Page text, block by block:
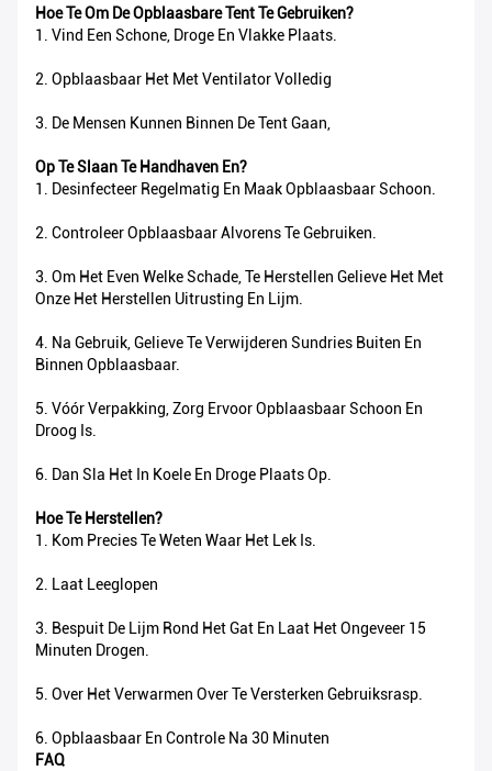
Hoe Te Om De Opblaasbare Tent Te Gebruiken?
1. Vind Een Schone, Droge En Vlakke Plaats.
2. Opblaasbaar Het Met Ventilator Volledig
3. De Mensen Kunnen Binnen De Tent Gaan,
Op Te Slaan Te Handhaven En?
1. Desinfecteer Regelmatig En Maak Opblaasbaar Schoon.
2. Controleer Opblaasbaar Alvorens Te Gebruiken.
3. Om Het Even Welke Schade, Te Herstellen Gelieve Het Met
Onze Het Herstellen Uitrusting En Lijm.
4. Na Gebruik, Gelieve Te Verwijderen Sundries Buiten En
Binnen Opblaasbaar.
5. Vóór Verpakking, Zorg Ervoor Opblaasbaar Schoon En
Droog Is.
6. Dan Sla Het In Koele En Droge Plaats Op.
Hoe Te Herstellen?
1. Kom Precies Te Weten Waar Het Lek Is.
2. Laat Leeglopen
3. Bespuit De Lijm Rond Het Gat En Laat Het Ongeveer 15
Minuten Drogen.
5. Over Het Verwarmen Over Te Versterken Gebruiksrasp.
6. Opblaasbaar En Controle Na 30 Minuten
FAQ